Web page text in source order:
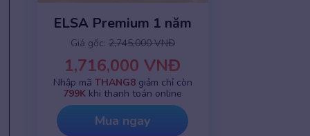
ELSA Premium 1 năm
Giá gốc: 2,745,000 VNĐ
1,716,000 VNĐ
Nhập mã THANG8giảm chỉ còn
799K khi thanh toán online
Mua ngay